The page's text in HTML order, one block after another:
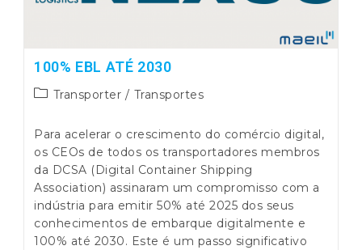
100% EBL ATÉ 2030
PostTransporter / Transportes
Para acelerar o crescimento do comércio digital,
os CEOs de todos os transportadores membros
da DCSA (Digital Container Shipping
Association) assinaram um compromisso com a
indústria para emitir 50% até 2025 dos seus
conhecimentos de embarque digitalmente e
100% até 2030. Este é um passo significativo